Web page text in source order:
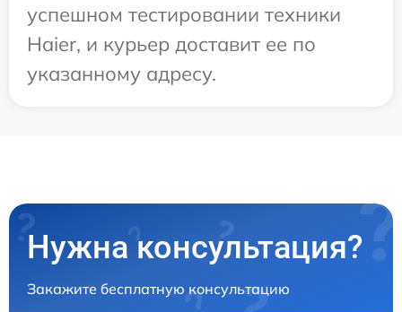
успешном тестировании техники
Haier, и курьер доставит ее по
указанному адресу.
Нужна консультация?
Закажите бесплатную консультацию